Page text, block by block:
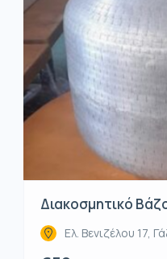
Διακοσμητικό
Ελ. Βενιζέλου 17,